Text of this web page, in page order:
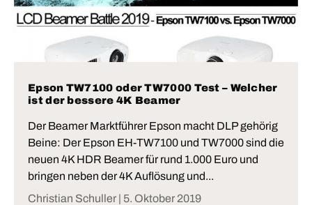
Epson TW7100 oder TW7000 Test – Welcher
ist der bessere 4K Beamer
Der Beamer Marktführer Epson macht DLP gehörig
Beine: Der Epson EH-TW7100 und TW7000 sind die
neuen 4K HDR Beamer für rund 1.000 Euro und
bringen neben der 4K Auflösung und...
Christian Schuller | 5. Oktober 2019